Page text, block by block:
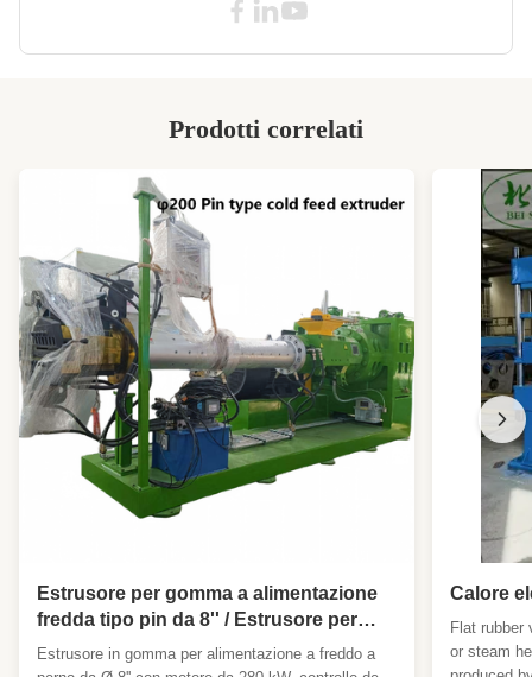
della gomma
Prodotti correlati
Estrusore per gomma a alimentazione
fredda tipo pin da 8'' / Estrusore per
fogli di gomma, battistrada per
pneumatici
Estrusore in gomma per alimentazione a freddo a
Calore
Flat rubber
or steam